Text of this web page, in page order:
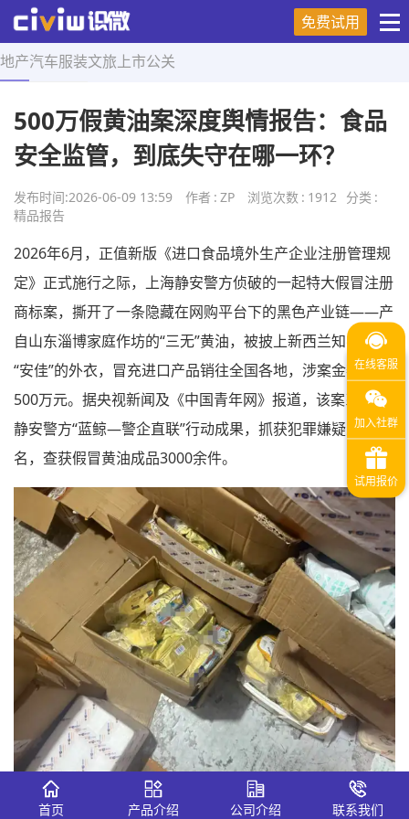
免费试用
地产汽车服装文旅 上市公关
首页 > 精品报告 > 正文
500万假黄油案深度舆情报告：食品
安全监管，到底失守在哪一环？
发布时间:2026-06-09 13:59 作者 : ZP 浏览次数 : 1912 分类 :
精品报告
2026年6月，正值新版《进口食品境外生产企业注册管理规
定》正式施行之际，上海静安警方侦破的一起特大假冒注册
商标案，撕开了一条隐藏在网购平台下的黑色产业链——产
自山东淄博家庭作坊的“三无”黄油，被披上新西兰知名品牌
“安佳”的外衣，冒充进口产品销往全国各地，涉案金额超过
500万元。据央视新闻及《中国青年网》报道，该案系上海
静安警方“蓝鲸—警企直联”行动成果，抓获犯罪嫌疑人25
名，查获假冒黄油成品3000余件。
(图片来自网络，如有侵权请发邮件删除)
首页 产品介绍 公司介绍 联系我们